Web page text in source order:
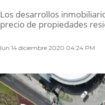
Los desarrollos
precio de propiedades
lun 14 diciembre 2020 04:24 PM